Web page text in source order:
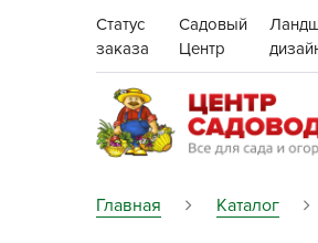
Статус
заказа
Садовый
Центр
Газонная трава
Главная Каталог